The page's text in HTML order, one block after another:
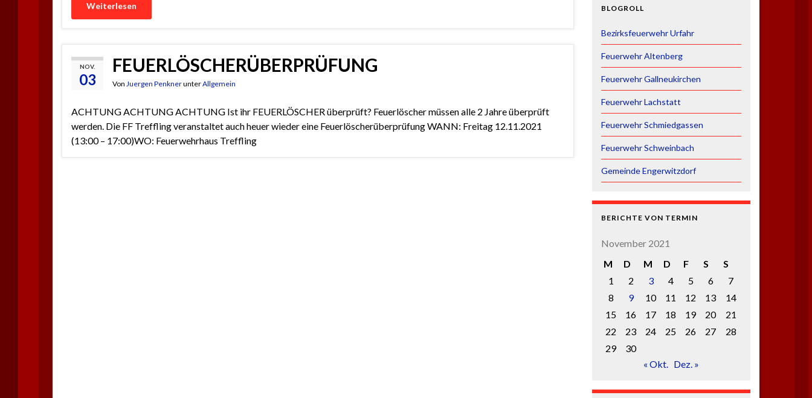
Weiterlesen
NOV.
03
FEUERLÖSCHERÜBERPRÜFUNG
Von Juergen PenknerunterAllgemein
ACHTUNG ACHTUNG ACHTUNG Ist ihr FEUERLÖSCHER überprüft? Feuerlöscher müssen alle 2 Jahre überprüft
werden. Die FF Treffling veranstaltet auch heuer wieder eine Feuerlöscherüberprüfung WANN: Freitag 12.11.2021
(13:00 – 17:00)WO: Feuerwehrhaus Treffling
BLOGROLL
Bezirksfeuerwehr Urfahr
Feuerwehr Altenberg
Feuerwehr Gallneukirchen
Feuerwehr Lachstatt
Feuerwehr Schmiedgassen
Feuerwehr Schweinbach
Gemeinde Engerwitzdorf
BERICHTE VON TERMIN
November 2021
M
D M D F S
S
1
2 3 4 5 6
7
8
9 10 11 12 13
14
15
16 17 18 19 20
21
22
23 24 25 26 27
28
29
30
« Okt. Dez. »